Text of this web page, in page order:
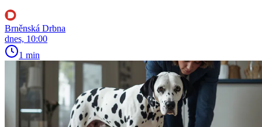
Brněnská Drbna
dnes, 10:00
1 min